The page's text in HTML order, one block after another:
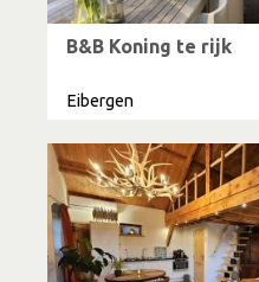
B&B Koning te rijk
Eibergen